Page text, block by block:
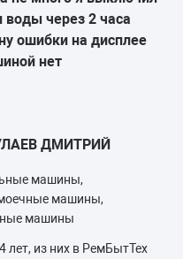
через 2 часа
ошибки на дисплее
нет
ДМИТРИЙ
машины,
машины,
машины
лет, из них в РемБытТех